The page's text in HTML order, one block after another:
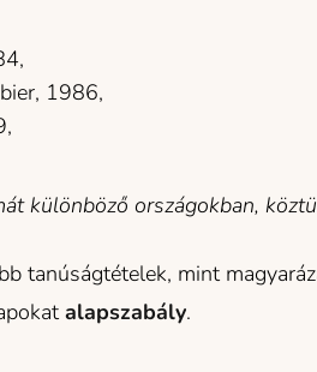
1986,
különböző országokban,
tanúságtételek, mint
alapszabály.